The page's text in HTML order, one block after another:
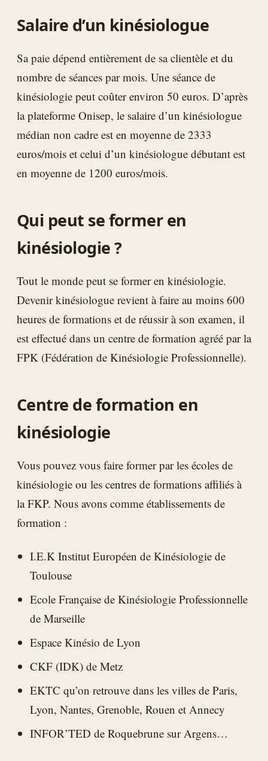
Salaire d’un kinésiologue
Sa paie dépend entièrement de sa clientèle et du
nombre de séances par mois. Une séance de
kinésiologie peut coûter environ 50 euros. D’après
la plateforme Onisep, le salaire d’un kinésiologue
médian non cadre est en moyenne de 2333
euros/mois et celui d’un kinésiologue débutant est
en moyenne de 1200 euros/mois.
Qui peut se former en
kinésiologie ?
Tout le monde peut se former en kinésiologie.
Devenir kinésiologue revient à faire au moins 600
heures de formations et de réussir à son examen, il
est effectué dans un centre de formation agréé par la
FPK (Fédération de Kinésiologie Professionnelle).
Centre de formation en
kinésiologie
Vous pouvez vous faire former par les écoles de
kinésiologie ou les centres de formations affiliés à
la FKP. Nous avons comme établissements de
formation :
I.E.K Institut Européen de Kinésiologie de
Toulouse
Ecole Française de Kinésiologie Professionnelle
de Marseille
Espace Kinésio de Lyon
CKF (IDK) de Metz
EKTC qu’on retrouve dans les villes de Paris,
Lyon, Nantes, Grenoble, Rouen et Annecy
INFOR’TED de Roquebrune sur Argens…